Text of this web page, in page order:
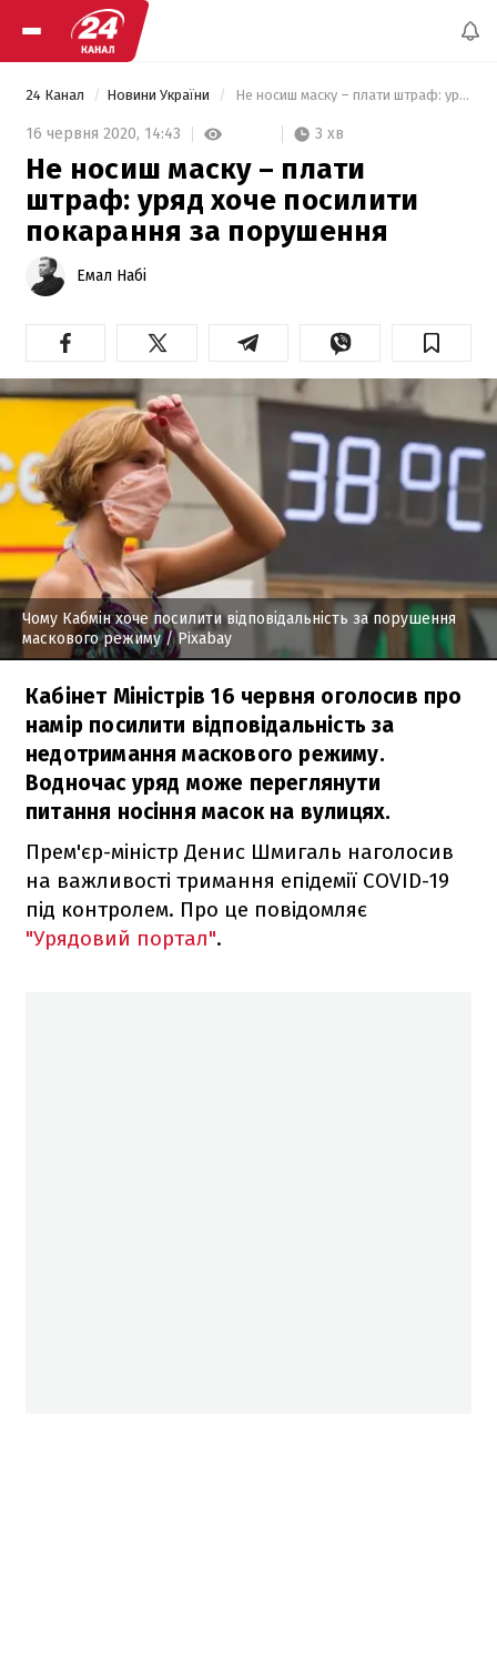
24 Канал Новини України Не носиш маску – плати штраф: уряд хоче посилити покарання за порушення
16 червня 2020, 14:43 3 хв
Не носиш маску – плати
штраф: уряд хоче посилити
покарання за порушення
Емал Набі
Чому Кабмін хоче посилити відповідальність за порушення
маскового режиму/ Pixabay
Кабінет Міністрів 16 червня оголосив про
намір посилити відповідальність за
недотримання маскового режиму.
Водночас уряд може переглянути
питання носіння масок на вулицях.
Прем'єр-міністр Денис Шмигаль наголосив
на важливості тримання епідемії COVID-19
під контролем. Про це повідомляє
"Урядовий портал".